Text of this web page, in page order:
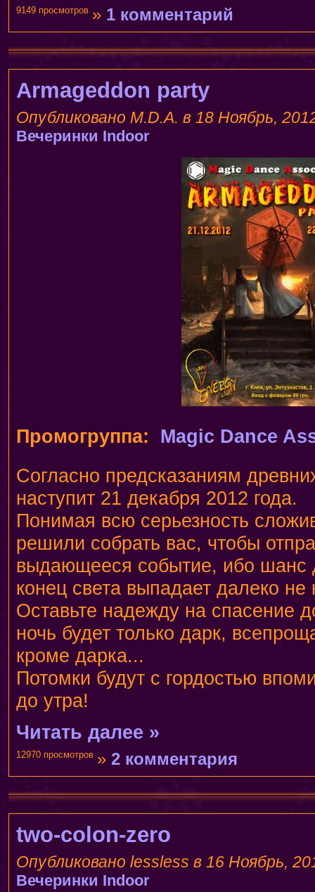
» 1 комментарий
9149 просмотров
Armageddon party
Опубликовано M.D.A. в 18 Ноябрь,
Вечеринки Indoor
Промогруппа:
Magic Dance
Согласно предсказаниям
наступит 21 декабря 2012 года.
Понимая всю серьезность
решили собрать вас, чтобы
выдающееся событие, ибо шанс
конец света выпадает далеко не
Оставьте надежду на спасение
ночь будет только дарк,
кроме дарка...
Потомки будут с гордостью
до утра!
Читать далее »
»2 комментария
12970 просмотров
two-colon-zero
Опубликовано lessless в 16 Ноябрь,
Вечеринки Indoor